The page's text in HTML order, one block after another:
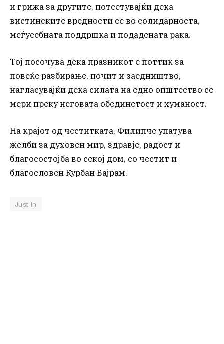
и грижа за другите, потсетувајќи дека
вистинските вредности се во солидарноста,
меѓусебната поддршка и подадената рака.
Тој посочува дека празникот е поттик за
повеќе разбирање, почит и заедништво,
нагласувајќи дека силата на едно општество се
мери преку неговата обединетост и хуманост.
На крајот од честитката, Филипче упатува
желби за духовен мир, здравје, радост и
благосостојба во секој дом, со честит и
благословен Курбан Бајрам.
Just In